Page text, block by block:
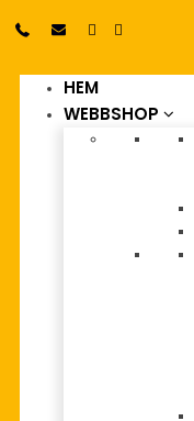
HEM
WEBBSHOP